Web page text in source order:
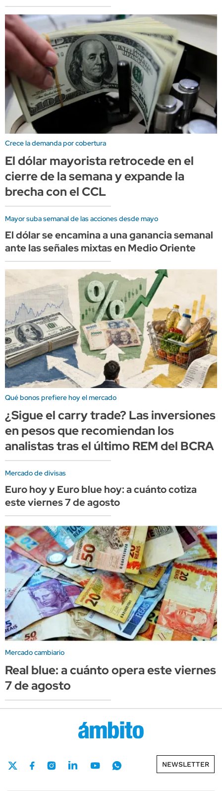
Crece la demanda por cobertura
El dólar mayorista retrocede en el
cierre de la semana y expande la
brecha con el CCL
Mayor suba semanal de las acciones desde mayo
El dólar se encamina a una ganancia semanal
ante las señales mixtas en Medio Oriente
Qué bonos prefiere hoy el mercado
¿Sigue el carry trade? Las inversiones
en pesos que recomiendan los
analistas tras el último REM del BCRA
Mercado de divisas
Euro hoy y Euro blue hoy: a cuánto cotiza
este viernes 7 de agosto
Mercado cambiario
Real blue: a cuánto opera este viernes
7 de agosto
NEWSLETTER